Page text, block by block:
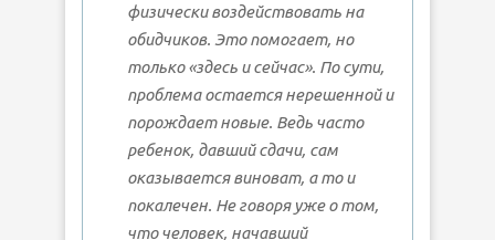
физически воздействовать на
обидчиков. Это помогает, но
только «здесь и сейчас». По сути,
проблема остается нерешенной и
порождает новые. Ведь часто
ребенок, давший сдачи, сам
оказывается виноват, а то и
покалечен. Не говоря уже о том,
что человек, начавший